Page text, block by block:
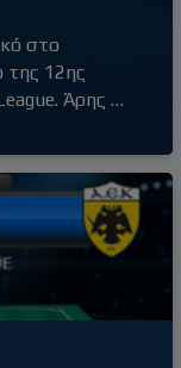
στο
της 12ης
Άρης –
με σκορ
ήττα
(1-3) δύο